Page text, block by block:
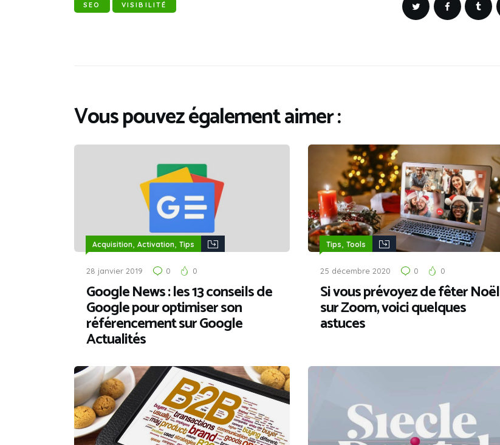
SEO VISIBILITÉ
Vous pouvez également aimer :
Acquisition Activation Tips
28 janvier 2019 0 0
Google News : les 13 conseils de
Google pour optimiser son
référencement sur Google
Actualités
Tips Tools
25 décembre 2020 0 0
Si vous prévoyez de fêter Noël
sur Zoom, voici quelques
astuces